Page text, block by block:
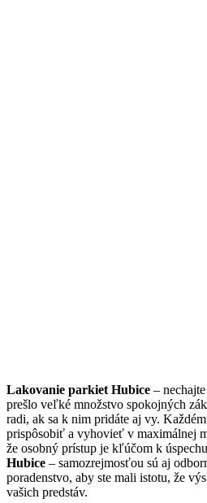
Lakovanie parkiet Hubice –
prešlo veľké množstvo spokojných
radi, ak sa k nim pridáte aj vy.
prispôsobiť a vyhovieť v maximálnej
že osobný prístup je kľúčom k
Hubice – samozrejmosťou sú aj
poradenstvo, aby ste mali istotu, že
vašich predstáv.